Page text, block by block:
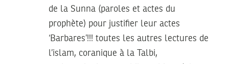
de la Sunna (paroles et actes du
prophète) pour justifier leur actes
‘Barbares’!!! toutes les autres lectures de
l’islam, coranique à la Talbi,